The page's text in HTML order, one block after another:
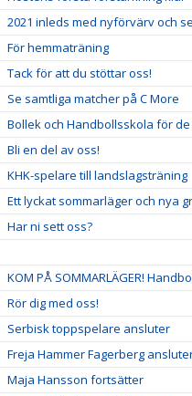
2021 inleds med nyförvärv och
För hemmaträning
Tack för att du stöttar oss!
Se samtliga matcher på C More
Bollek och Handbollsskola för
Bli en del av oss!
KHK-spelare till landslagsträning
Ett lyckat sommarläger och nya
Har ni sett oss?
KOM PÅ SOMMARLÄGER!
Rör dig med oss!
Serbisk toppspelare ansluter
Freja Hammer Fagerberg
Maja Hansson fortsätter